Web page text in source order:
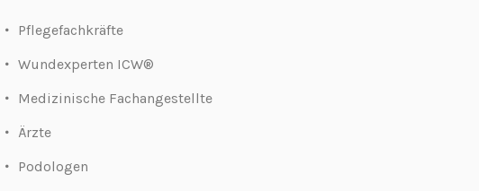
Pflegefachkräfte
Wundexperten ICW®
Medizinische Fachangestellte
Ärzte
Podologen